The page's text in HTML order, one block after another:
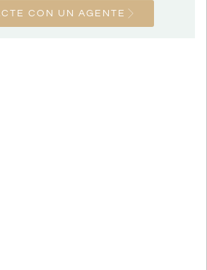
CON UN AGENTE